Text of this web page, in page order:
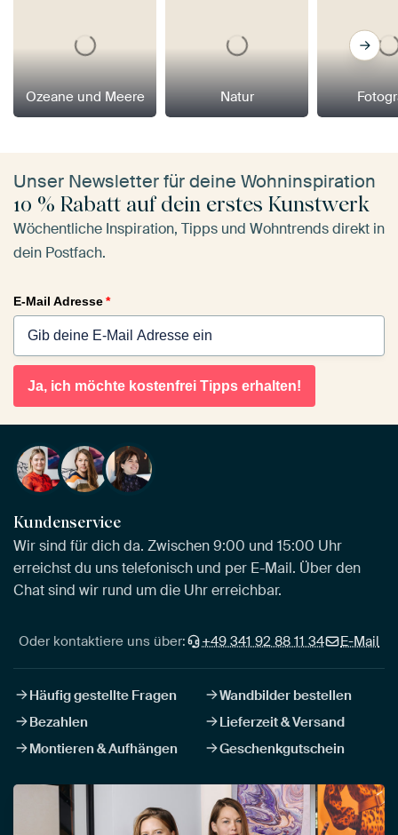
Ozeane und Meere Natur
Unser Newsletter für deine Wohninspiration
10 % Rabatt auf dein erstes Kunstwerk
Wöchentliche Inspiration, Tipps und Wohntrends direkt in
dein Postfach.
E-Mail Adresse*
Ja, ich möchte kostenfrei Tipps erhalten!
Kundenservice
Wir sind für dich da. Zwischen 9:00 und 15:00 Uhr
erreichst du uns telefonisch und per E-Mail. Über den
Chat sind wir rund um die Uhr erreichbar.
Oder kontaktiere uns über: +49 341 92 88 11 34 E-Mail
Häufig gestellte Fragen
Wandbilder bestellen
Bezahlen
Lieferzeit & Versand
Montieren & Aufhängen
Geschenkgutschein